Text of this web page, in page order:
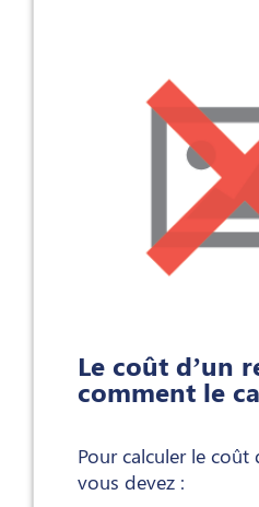
Le coût d’un
comment le
Pour calculer le coût
vous devez :